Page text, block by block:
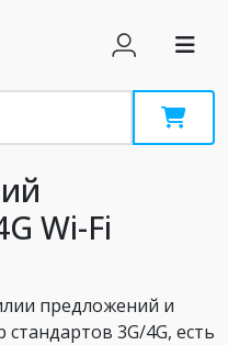
Wi-Fi
предложений и
3G/4G, есть